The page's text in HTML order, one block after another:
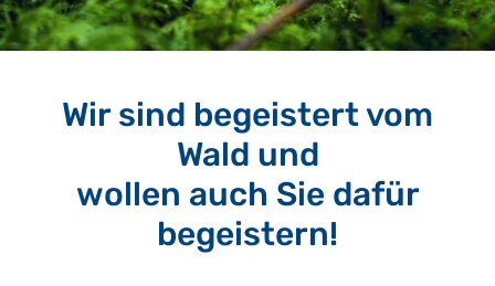
Wir sind begeistert vom
Wald und
wollen auch Sie dafür
begeistern!